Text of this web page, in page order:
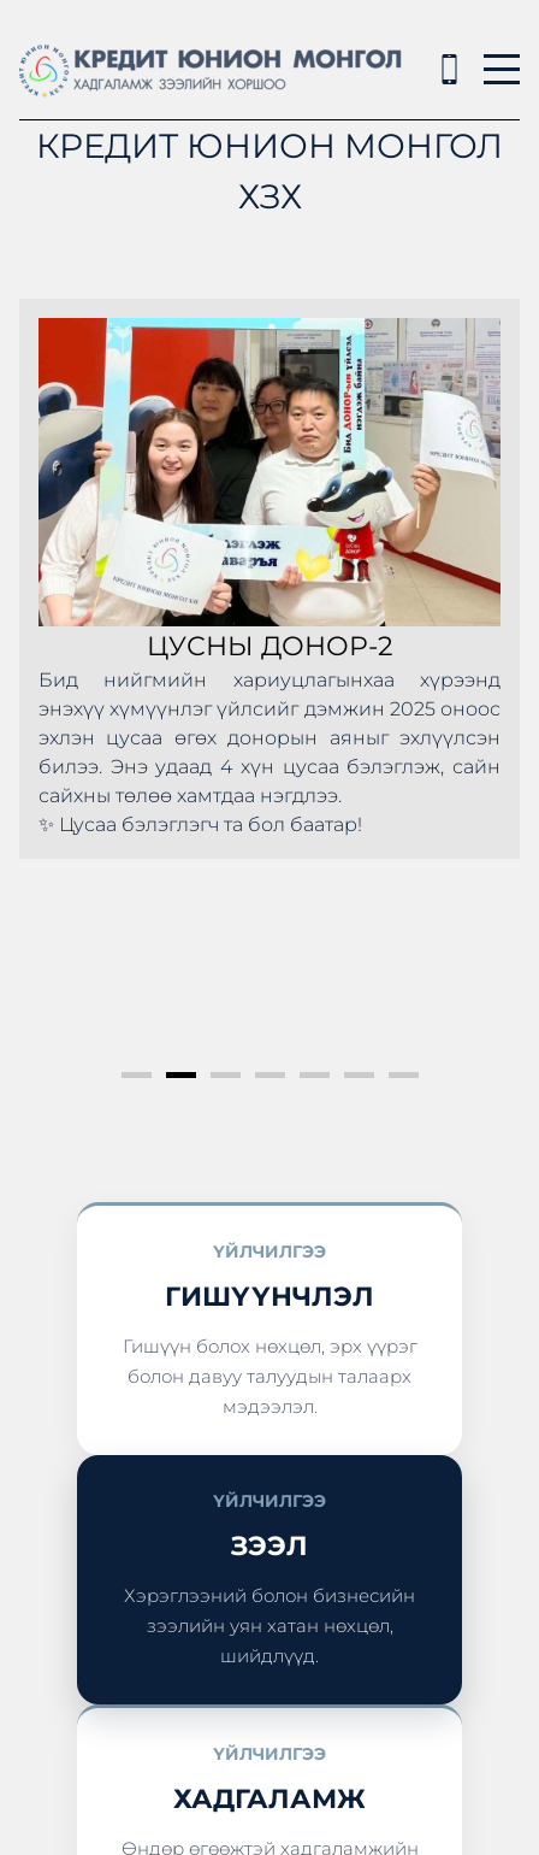
КРЕДИТ ЮНИОН МОНГОЛ
ХЗХ
ЦУСНЫ ДОНОР-2
Бид нийгмийн хариуцлагынхаа хүрээнд
энэхүү хүмүүнлэг үйлсийг дэмжин 2025 оноос
эхлэн цусаа өгөх донорын аяныг эхлүүлсэн
билээ. Энэ удаад 4 хүн цусаа бэлэглэж, сайн
сайхны төлөө хамтдаа нэгдлээ.
✨ Цусаа бэлэглэгч та бол баатар!
ҮЙЛЧИЛГЭЭ
ГИШҮҮНЧЛЭЛ
Гишүүн болох нөхцөл, эрх үүрэг
болон давуу талуудын талаарх
мэдээлэл.
ҮЙЛЧИЛГЭЭ
ЗЭЭЛ
Хэрэглээний болон бизнесийн
зээлийн уян хатан нөхцөл,
шийдлүүд.
ҮЙЛЧИЛГЭЭ
ХАДГАЛАМЖ
Өндөр өгөөжтэй хадгаламжийн